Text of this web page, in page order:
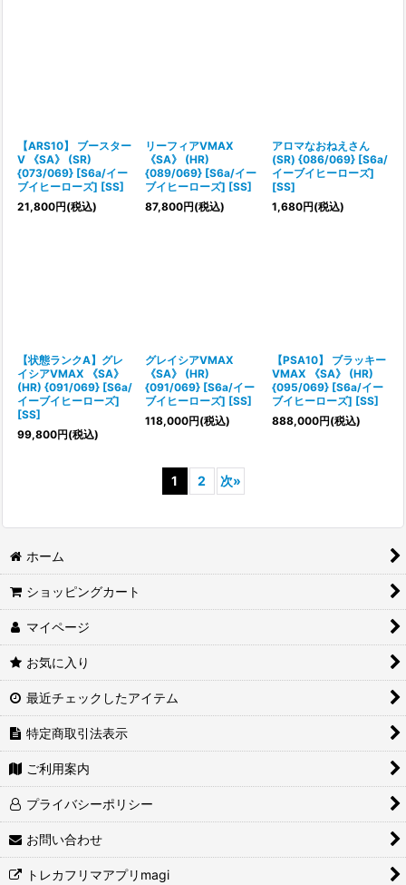
【ARS10】 ブースター
V 《SA》 (SR)
{073/069} [S6a/イー
ブイヒーローズ] [SS]
21,800円(税込)
リーフィアVMAX
《SA》 (HR)
{089/069} [S6a/イー
ブイヒーローズ] [SS]
87,800円(税込)
アロマなおねえさん
(SR) {086/069} [S6a/
イーブイヒーローズ]
[SS]
1,680円(税込)
【状態ランクA】グレ
イシアVMAX 《SA》
(HR) {091/069} [S6a/
イーブイヒーローズ]
[SS]
99,800円(税込)
グレイシアVMAX
《SA》 (HR)
{091/069} [S6a/イー
ブイヒーローズ] [SS]
118,000円(税込)
【PSA10】 ブラッキー
VMAX 《SA》 (HR)
{095/069} [S6a/イー
ブイヒーローズ] [SS]
888,000円(税込)
1 2 次»
ホーム
ショッピングカート
マイページ
お気に入り
最近チェックしたアイテム
特定商取引法表示
ご利用案内
プライバシーポリシー
お問い合わせ
トレカフリマアプリmagi